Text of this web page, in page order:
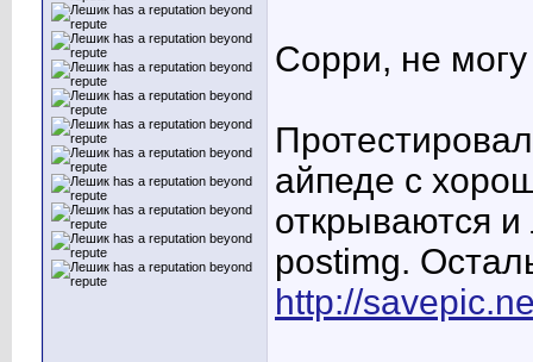
Сорри, не
айпеде с
открываются и
postimg.
http://